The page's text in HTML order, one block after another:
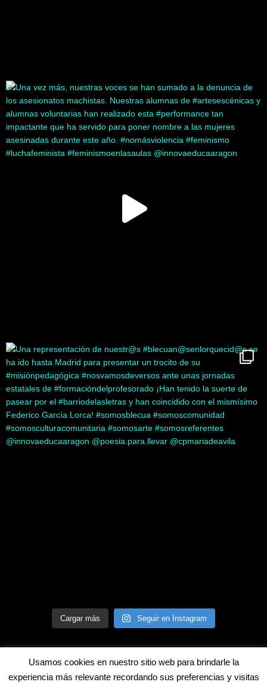
Cargar más Seguir en Instagram
Usamos cookies en nuestro sitio web para brindarle la
experiencia más relevante recordando sus preferencias y visitas